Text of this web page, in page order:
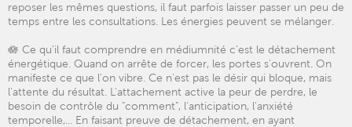
reposer les mêmes questions, il faut parfois laisser passer un peu de
temps entre les consultations. Les énergies peuvent se mélanger.
🪷 Ce qu'il faut comprendre en médiumnité c'est le détachement
énergétique. Quand on arrête de forcer, les portes s'ouvrent. On
manifeste ce que l'on vibre. Ce n'est pas le désir qui bloque, mais
l'attente du résultat. L'attachement active la peur de perdre, le
besoin de contrôle du "comment", l'anticipation, l'anxiété
temporelle,... En faisant preuve de détachement, en ayant